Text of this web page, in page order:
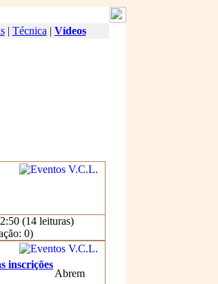
| Técnica | Vídeos
(14 leituras)
0)
inscrições
Abrem